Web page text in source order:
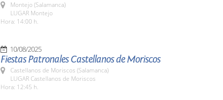
Montejo (Salamanca)
LUGAR Montejo
Hora: 14:00 h.
10/08/2025
Fiestas Patronales Castellanos de Moriscos
Castellanos de Moriscos (Salamanca)
LUGAR Castellanos de Moriscos
Hora: 12:45 h.